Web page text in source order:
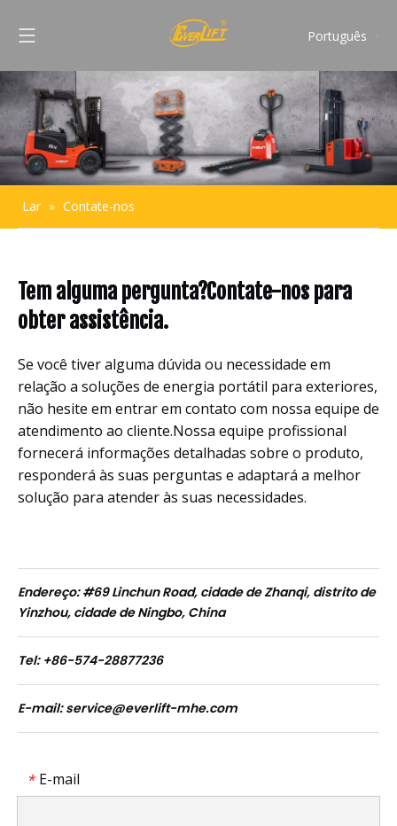
Português
Français
Pусский
Español
Lar » Contate-nos
Tem alguma pergunta?Contate-nos para
obter assistência.
Se você tiver alguma dúvida ou necessidade em
relação a soluções de energia portátil para exteriores,
não hesite em entrar em contato com nossa equipe de
atendimento ao cliente.Nossa equipe profissional
fornecerá informações detalhadas sobre o produto,
responderá às suas perguntas e adaptará a melhor
solução para atender às suas necessidades.
Endereço: #69 Linchun Road, cidade de Zhanqi, distrito de
Yinzhou, cidade de Ningbo, China
Tel: +86-574-28877236
E-mail:service@everlift-mhe.com
* E-mail